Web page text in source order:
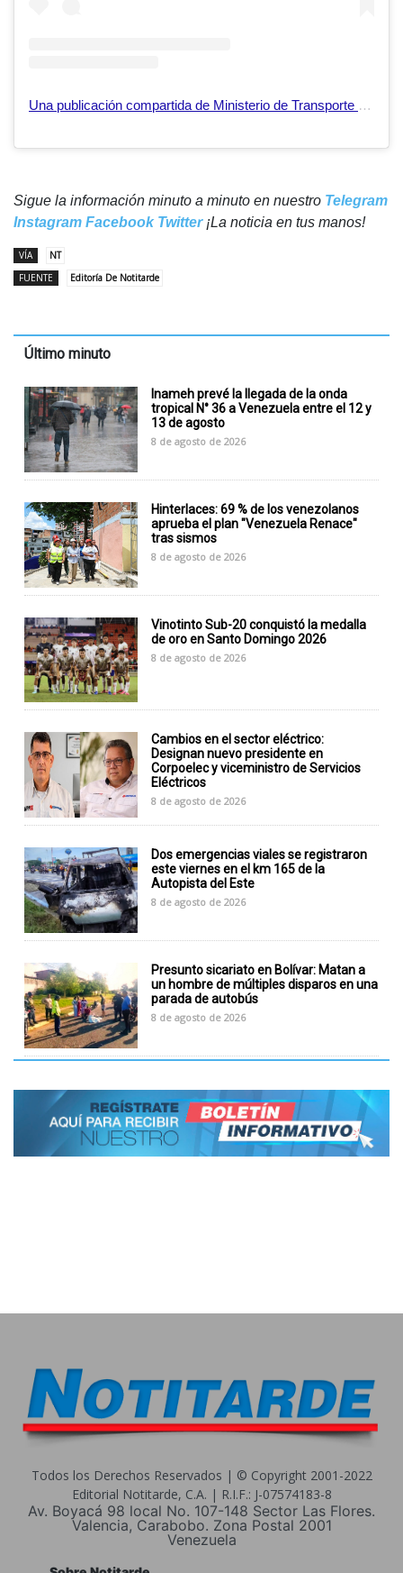
Una publicación compartida de Ministerio de Transporte (@transportegobve)
Sigue la información minuto a minuto en nuestro Telegram
Instagram Facebook Twitter¡La noticia en tus manos!
VÍA
NT
FUENTE
Editoría De Notitarde
Último minuto
Inameh prevé la llegada de la onda
tropical N° 36 a Venezuela entre el 12 y
13 de agosto
8 de agosto de 2026
Hinterlaces: 69 % de los venezolanos
aprueba el plan "Venezuela Renace"
tras sismos
8 de agosto de 2026
Vinotinto Sub-20 conquistó la medalla
de oro en Santo Domingo 2026
8 de agosto de 2026
Cambios en el sector eléctrico:
Designan nuevo presidente en
Corpoelec y viceministro de Servicios
Eléctricos
8 de agosto de 2026
Dos emergencias viales se registraron
este viernes en el km 165 de la
Autopista del Este
8 de agosto de 2026
Presunto sicariato en Bolívar: Matan a
un hombre de múltiples disparos en una
parada de autobús
8 de agosto de 2026
Todos los Derechos Reservados | © Copyright 2001-2022
Editorial Notitarde, C.A. | R.I.F.: J-07574183-8
Av. Boyacá 98 local No. 107-148 Sector Las Flores.
Valencia, Carabobo. Zona Postal 2001
Venezuela